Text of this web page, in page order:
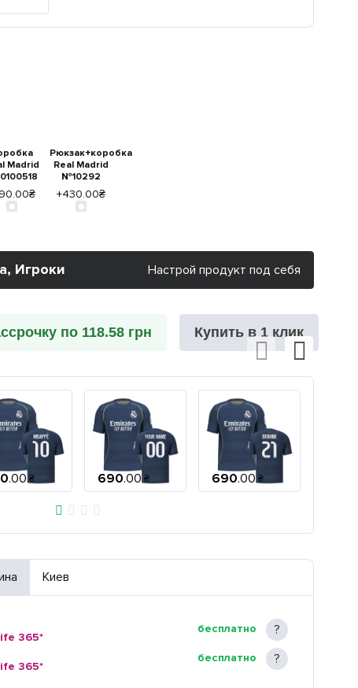
Madrid
Рюкзак+коробка
Real Madrid
№10292
+430.00₴
Игроки Настрой продукт под себя
по 118.58 грн Купить в 1 клик
.00 ₴ 690.00 ₴ 690.00 ₴
Киев
365*
бесплатно
365*
бесплатно